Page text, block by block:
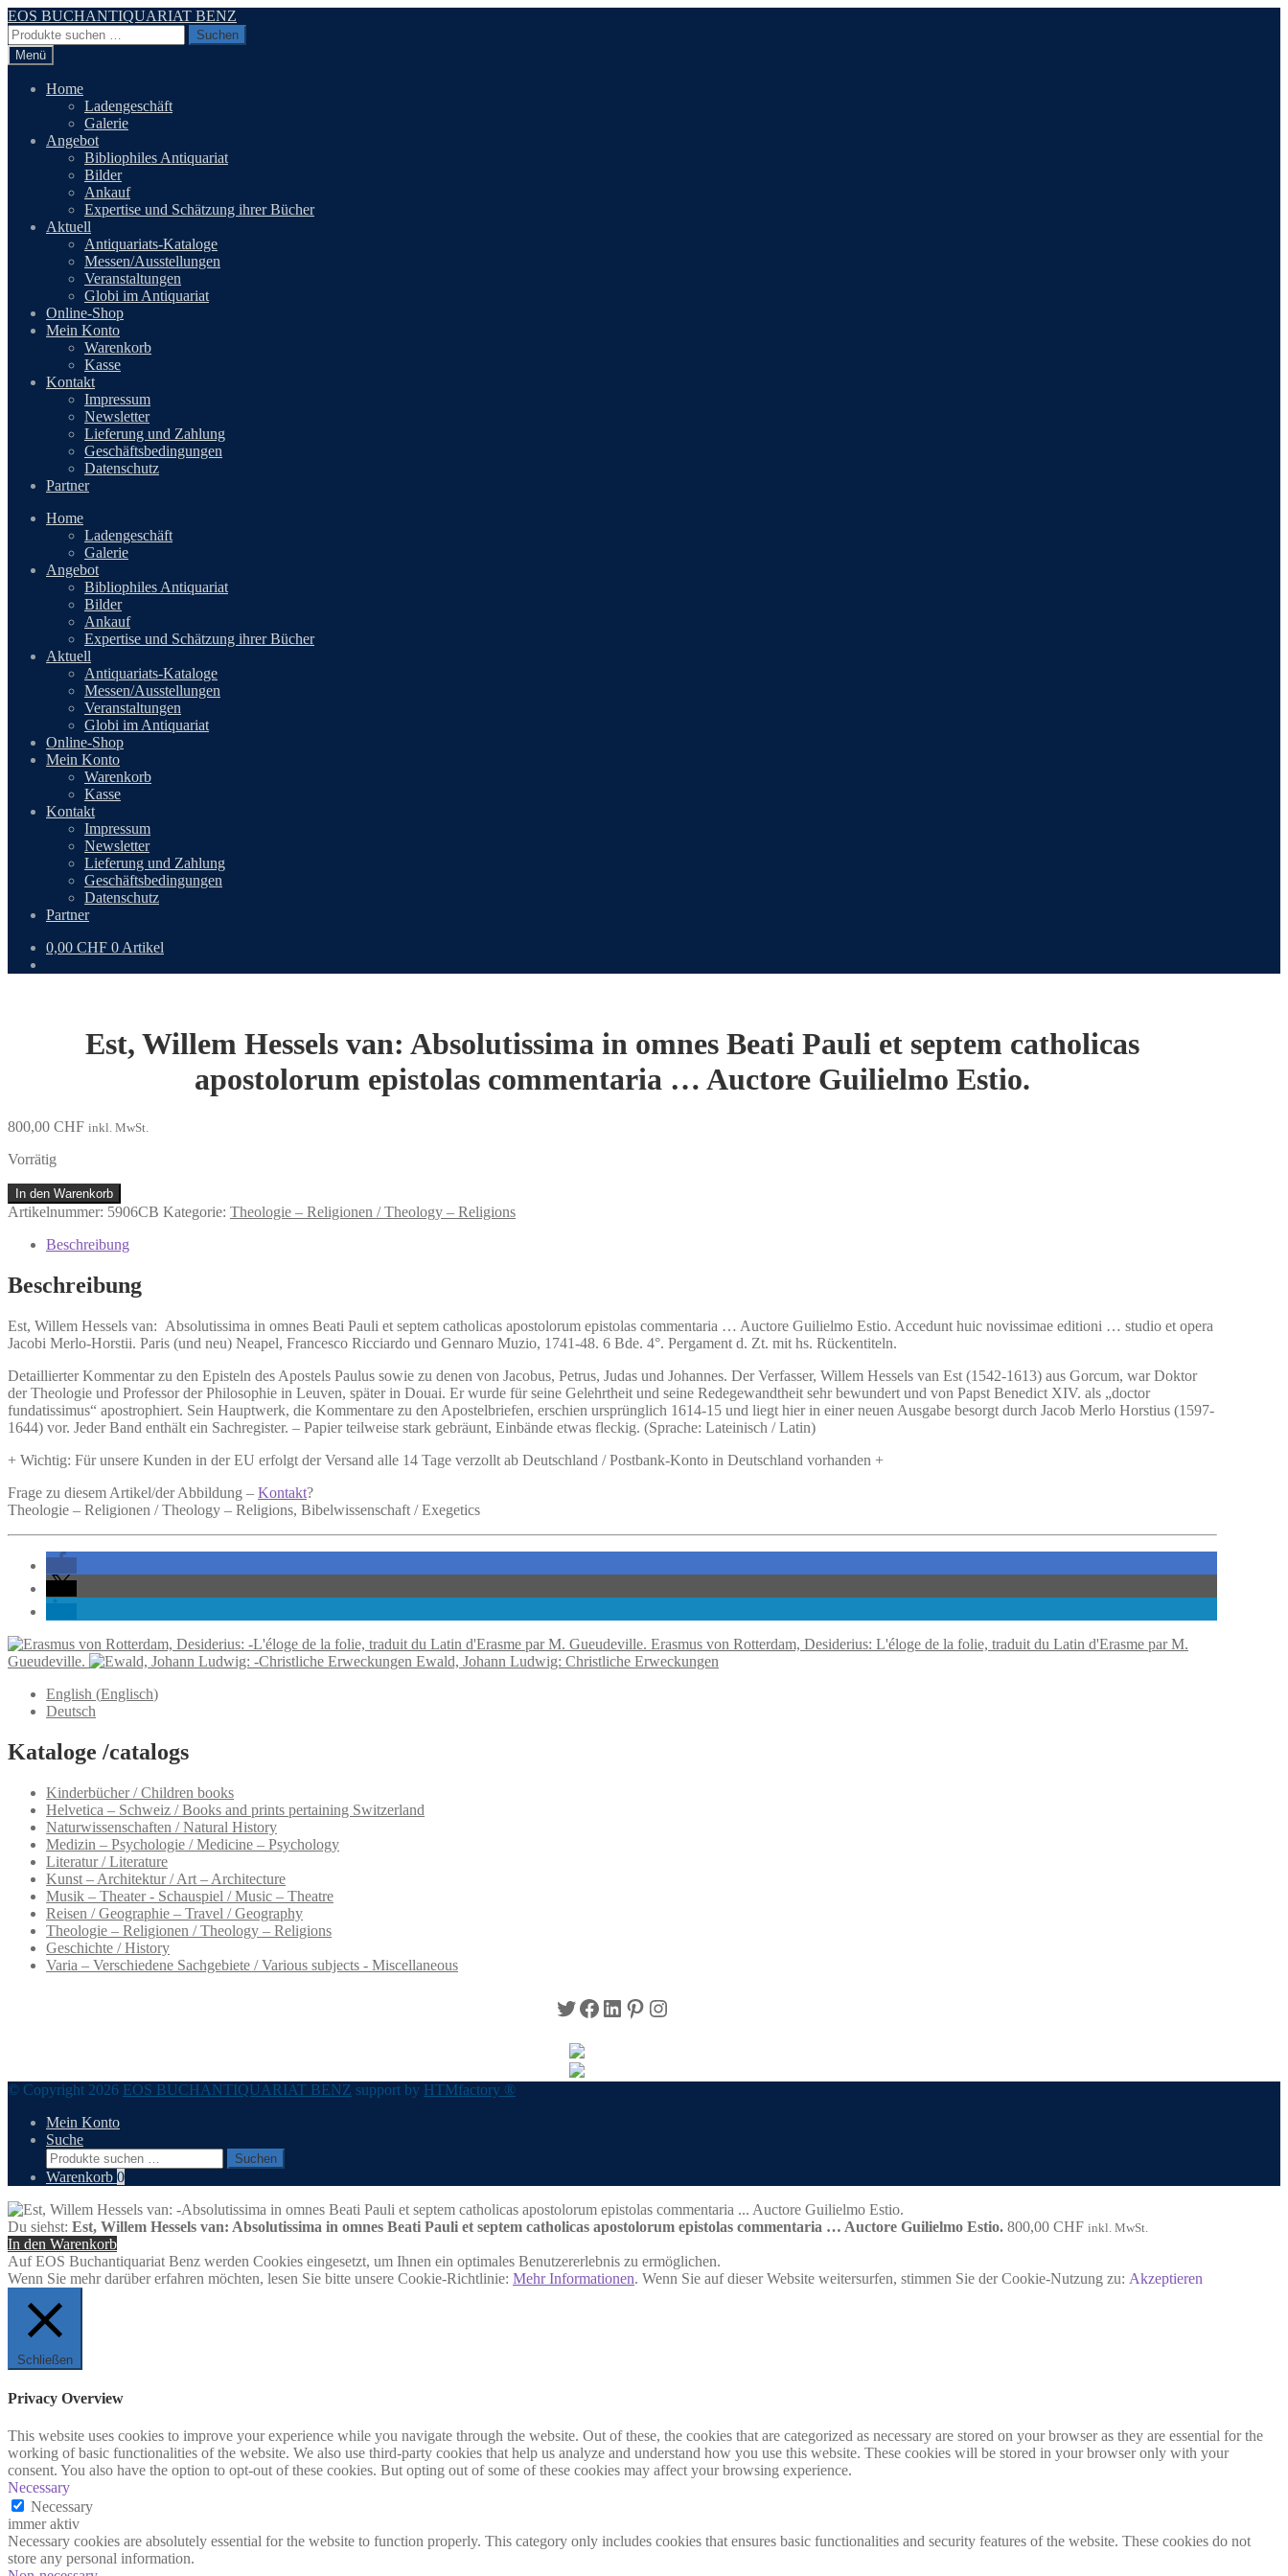
Zur
Navigation
springen
Zum
Inhalt
springen
EOS BUCHANTIQUARIAT BENZ
Suchen
nach:
Suchen
Menü
Home
Ladengeschäft
Galerie
Angebot
Bibliophiles Antiquariat
Bilder
Ankauf
Expertise und Schätzung ihrer Bücher
Aktuell
Antiquariats-Kataloge
Messen/Ausstellungen
Veranstaltungen
Globi im Antiquariat
Online-Shop
Mein Konto
Warenkorb
Kasse
Kontakt
Impressum
Newsletter
Lieferung und Zahlung
Geschäftsbedingungen
Datenschutz
Partner
Home
Ladengeschäft
Galerie
Angebot
Bibliophiles Antiquariat
Bilder
Ankauf
Expertise und Schätzung ihrer Bücher
Aktuell
Antiquariats-Kataloge
Messen/Ausstellungen
Veranstaltungen
Globi im Antiquariat
Online-Shop
Mein Konto
Warenkorb
Kasse
Kontakt
Impressum
Newsletter
Lieferung und Zahlung
Geschäftsbedingungen
Datenschutz
Partner
0,00 CHF 0 Artikel
Est, Willem Hessels van: Absolutissima in omnes Beati Pauli et septem catholicas
apostolorum epistolas commentaria … Auctore Guilielmo Estio.
800,00 CHF inkl. MwSt.
Vorrätig
Est,
Willem
van:
in
omnes
Pauli
et
catholicas
apostolorum
epistolas
commentaria
Auctore
Guilielmo
Estio.
Menge
In den Warenkorb
Artikelnummer: 5906CB Kategorie: Theologie – Religionen / Theology – Religions
Beschreibung
Beschreibung
Est, Willem Hessels van: Absolutissima in omnes Beati Pauli et septem catholicas apostolorum epistolas commentaria … Auctore Guilielmo Estio. Accedunt huic novissimae editioni … studio et opera
Jacobi Merlo-Horstii. Paris (und neu) Neapel, Francesco Ricciardo und Gennaro Muzio, 1741-48. 6 Bde. 4°. Pergament d. Zt. mit hs. Rückentiteln.
Detaillierter Kommentar zu den Episteln des Apostels Paulus sowie zu denen von Jacobus, Petrus, Judas und Johannes. Der Verfasser, Willem Hessels van Est (1542-1613) aus Gorcum, war Doktor
der Theologie und Professor der Philosophie in Leuven, später in Douai. Er wurde für seine Gelehrtheit und seine Redegewandtheit sehr bewundert und von Papst Benedict XIV. als „doctor
fundatissimus“ apostrophiert. Sein Hauptwerk, die Kommentare zu den Apostelbriefen, erschien ursprünglich 1614-15 und liegt hier in einer neuen Ausgabe besorgt durch Jacob Merlo Horstius (1597-
1644) vor. Jeder Band enthält ein Sachregister. – Papier teilweise stark gebräunt, Einbände etwas fleckig. (Sprache: Lateinisch / Latin)
+ Wichtig: Für unsere Kunden in der EU erfolgt der Versand alle 14 Tage verzollt ab Deutschland / Postbank-Konto in Deutschland vorhanden +
Frage zu diesem Artikel/der Abbildung – Kontakt?
Theologie – Religionen / Theology – Religions, Bibelwissenschaft / Exegetics
Erasmus von Rotterdam, Desiderius: L'éloge de la folie, traduit du Latin d'Erasme par M.
Gueudeville.
Ewald, Johann Ludwig: Christliche Erweckungen
English (Englisch)
Deutsch
Kataloge /catalogs
Kinderbücher / Children books
Helvetica – Schweiz / Books and prints pertaining Switzerland
Naturwissenschaften / Natural History
Medizin – Psychologie / Medicine – Psychology
Literatur / Literature
Kunst – Architektur / Art – Architecture
Musik – Theater - Schauspiel / Music – Theatre
Reisen / Geographie – Travel / Geography
Theologie – Religionen / Theology – Religions
Geschichte / History
Varia – Verschiedene Sachgebiete / Various subjects - Miscellaneous
Twitter
Facebook
LinkedIn
Pinterest
Instagram
© Copyright 2026 EOS BUCHANTIQUARIAT BENZ support by HTMfactory ®
Mein Konto
Suche
Suchen
nach:
Suchen
Warenkorb 0
Du siehst: Est, Willem Hessels van: Absolutissima in omnes Beati Pauli et septem catholicas apostolorum epistolas commentaria … Auctore Guilielmo Estio. 800,00 CHF inkl. MwSt.
In den Warenkorb
Auf EOS Buchantiquariat Benz werden Cookies eingesetzt, um Ihnen ein optimales Benutzererlebnis zu ermöglichen.
Wenn Sie mehr darüber erfahren möchten, lesen Sie bitte unsere Cookie-Richtlinie: Mehr Informationen. Wenn Sie auf dieser Website weitersurfen, stimmen Sie der Cookie-Nutzung zu: Akzeptieren
Schließen
Privacy Overview
This website uses cookies to improve your experience while you navigate through the website. Out of these, the cookies that are categorized as necessary are stored on your browser as they are essential for the
working of basic functionalities of the website. We also use third-party cookies that help us analyze and understand how you use this website. These cookies will be stored in your browser only with your
consent. You also have the option to opt-out of these cookies. But opting out of some of these cookies may affect your browsing experience.
Necessary
Necessary
immer aktiv
Necessary cookies are absolutely essential for the website to function properly. This category only includes cookies that ensures basic functionalities and security features of the website. These cookies do not
store any personal information.